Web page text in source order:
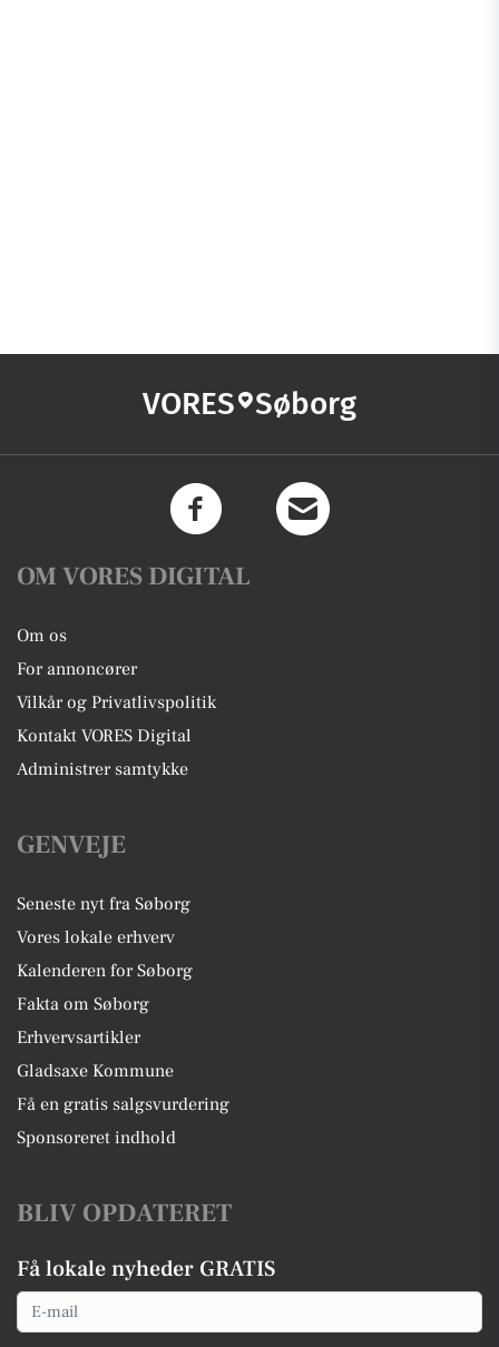
VORES Søborg
OM VORES DIGITAL
Om os
For annoncører
Vilkår og Privatlivspolitik
Kontakt VORES Digital
Administrer samtykke
GENVEJE
Seneste nyt fra Søborg
Vores lokale erhverv
Kalenderen for Søborg
Fakta om Søborg
Erhvervsartikler
Gladsaxe Kommune
Få en gratis salgsvurdering
Sponsoreret indhold
BLIV OPDATERET
Få lokale nyheder GRATIS
Email